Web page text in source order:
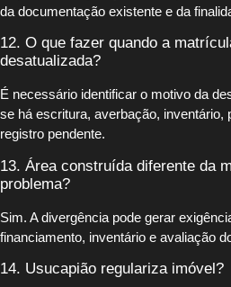
da documentação existente e da
12. O que fazer quando a
desatualizada?
É necessário identificar o motivo da
se há escritura, averbação, inventário,
registro pendente.
13. Área construída diferente da
problema?
Sim. A divergência pode gerar
financiamento, inventário e avaliação
14. Usucapião regulariza imóvel?